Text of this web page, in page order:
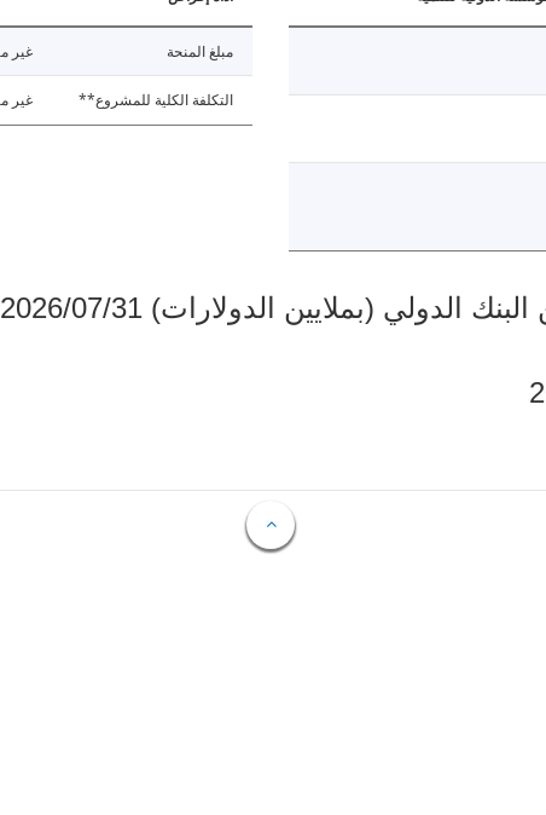
مبلغ المنحة غير
التكلفة الكلية للمشروع** غير
(بملايين الدولارات) 2026/07/31